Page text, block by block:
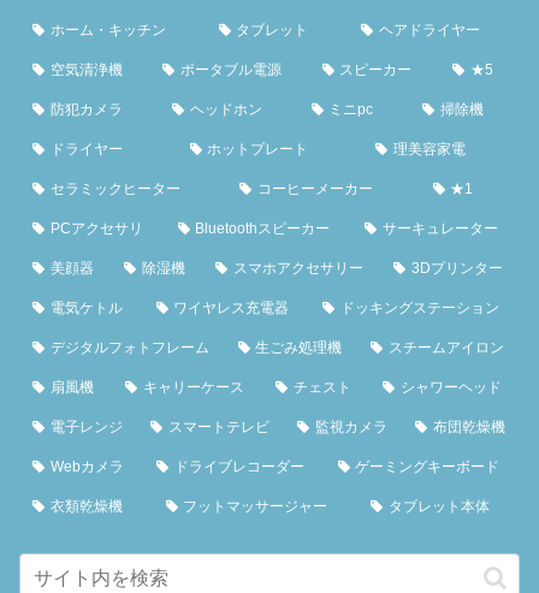
ホーム・キッチン タブレット ヘアドライヤー
空気清浄機 ポータブル電源 スピーカー ★5
防犯カメラ ヘッドホン ミニpc 掃除機
ドライヤー ホットプレート 理美容家電
セラミックヒーター コーヒーメーカー ★1
PCアクセサリ Bluetoothスピーカー サーキュレーター
美顔器 除湿機 スマホアクセサリー 3Dプリンター
電気ケトル ワイヤレス充電器 ドッキングステーション
デジタルフォトフレーム 生ごみ処理機 スチームアイロン
扇風機 キャリーケース チェスト シャワーヘッド
電子レンジ スマートテレビ 監視カメラ 布団乾燥機
Webカメラ ドライブレコーダー ゲーミングキーボード
衣類乾燥機 フットマッサージャー タブレット本体